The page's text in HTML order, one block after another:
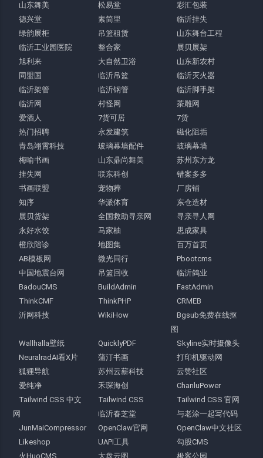
山东舞美
松易堂
彩汇包装
德兴堂
素简里
临沂挂失
绿韵展柜
吊篮租赁
山东舞台工程
临沂工业园医院
整合家
展贝展架
旭利来
大自然卫浴
山东新农村
同盟国
临沂吊篮
临沂灭火器
临沂架管
临沂钢管
临沂脚手架
临沂网
村怪网
茶雕网
爱酒人
7货可居
7货
热门招聘
永发建筑
磁化阻垢
青岛翊霄科技
玻璃幕墙配件
玻璃幕墙
梅喻书画
山东鼎尚舞美
苏州东方龙
挂失网
联东科创
错案多多
书画联盟
宠物葬
厂房铺
知序
华派体育
东仓造材
展贝货架
全国救助寻亲网
寻亲寻人网
永好水饺
马家柚
思成家具
橙欣陪诊
地图集
百万首页
AB模板网
微光同行
Pbootcms
中国地震台网
吊篮回收
临沂鸽业
BadouCMS
BuildAdmin
FastAdmin
ThinkCMF
ThinkPHP
CRMEB
沂网科技
WikiHow
Bgsub免费在线抠
图
Wallhalla壁纸
QuicklyPDF
Skyline实时摄像头
NeuralradAI看X片
蒲汀书画
打印机驱动网
狐狸导航
苏州云薪科技
云赞社区
爱纯净
禾琛海创
ChanluPower
Tailwind CSS 中文
网
Tailwind CSS
Tailwind CSS 官网
临沂春芝堂
与老涂一起写代码
JunMaiCompressor
OpenClaw官网
OpenClaw中文社区
Likeshop
UAPI工具
勾股CMS
火HuoCMS
大盘云图 极客公园